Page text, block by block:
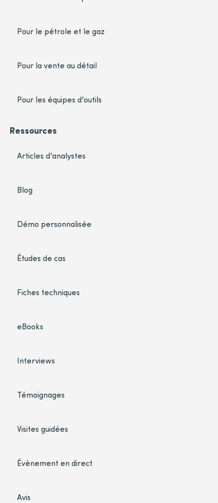
Pour le pétrole et le gaz
Pour la vente au détail
Pour les équipes d'outils
Ressources
Articles d'analystes
Blog
Démo personnalisée
Études de cas
Fiches techniques
eBooks
Interviews
Témoignages
Visites guidées
Évènement en direct
Avis